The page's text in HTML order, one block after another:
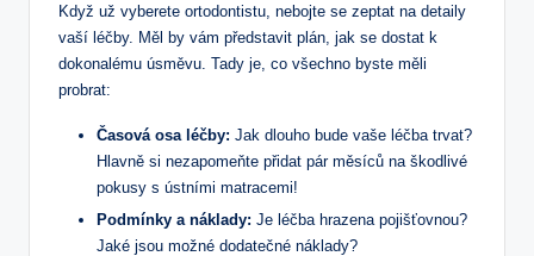
Když už vyberete ortodontistu, nebojte se zeptat na detaily
vaší léčby. Měl by vám představit plán, jak se dostat k
dokonalému úsměvu. Tady je, co všechno byste měli
probrat:
Časová osa léčby: Jak dlouho bude vaše léčba trvat?
Hlavně si nezapomeňte přidat pár měsíců na škodlivé
pokusy s ústními matracemi!
Podmínky a náklady: Je léčba hrazena pojišťovnou?
Jaké jsou možné dodatečné náklady?